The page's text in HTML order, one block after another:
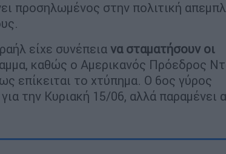
προσηλωμένος στην πολιτική
είχε συνέπεια να σταματήσουν οι
καθώς ο Αμερικανός Πρόεδρος
επίκειται το χτύπημα. Ο 6ος γύρος
την Κυριακή 15/06, αλλά παραμένει